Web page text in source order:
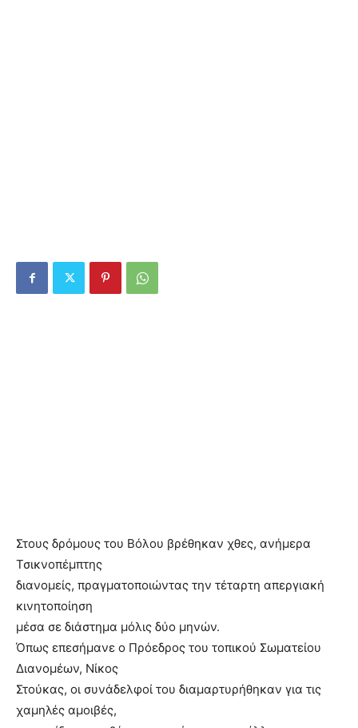
Στους δρόμους του Βόλου βρέθηκαν χθες, ανήμερα
Τσικνοπέμπτης
διανομείς, πραγματοποιώντας την τέταρτη απεργιακή
κινητοποίηση
μέσα σε διάστημα μόλις δύο μηνών.
Όπως επεσήμανε ο Πρόεδρος του τοπικού Σωματείου
Διανομέων, Νίκος
Στούκας, οι συνάδελφοί του διαμαρτυρήθηκαν για τις
χαμηλές αμοιβές,